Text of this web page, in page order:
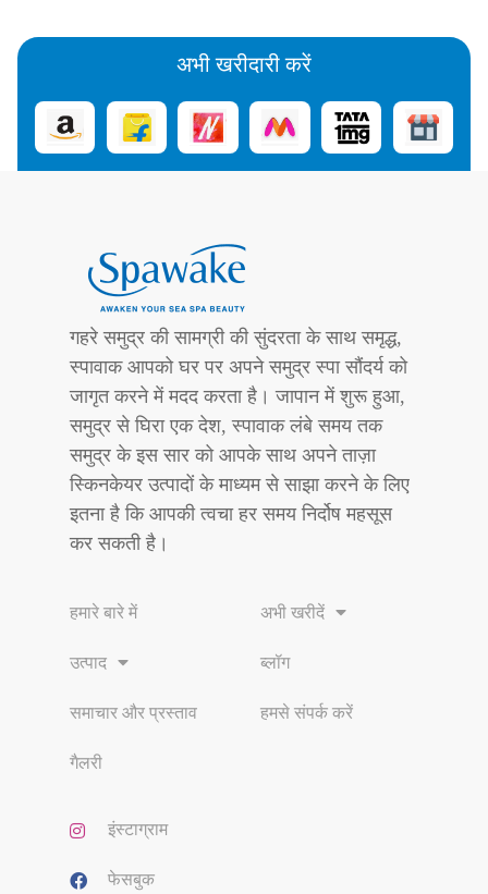
अभी खरीदारी करें
गहरे समुद्र की सामग्री की सुंदरता के साथ समृद्ध,
स्पावाक आपको घर पर अपने समुद्र स्पा सौंदर्य को
जागृत करने में मदद करता है। जापान में शुरू हुआ,
समुद्र से घिरा एक देश, स्पावाक लंबे समय तक
समुद्र के इस सार को आपके साथ अपने ताज़ा
स्किनकेयर उत्पादों के माध्यम से साझा करने के लिए
इतना है कि आपकी त्वचा हर समय निर्दोष महसूस
कर सकती है।
हमारे बारे में
उत्पाद
समाचार और प्रस्ताव
गैलरी
अभी खरीदें
ब्लॉग
हमसे संपर्क करें
इंस्टाग्राम
फेसबुक